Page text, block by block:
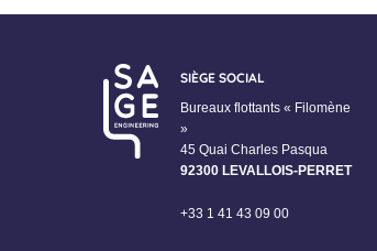
SIÈGE SOCIAL
Bureaux flottants « Filomène
»
45 Quai Charles Pasqua
92300 LEVALLOIS-PERRET
+33 1 41 43 09 00